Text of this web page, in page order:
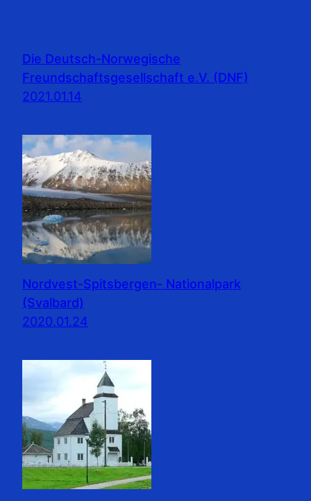
Die Deutsch-Norwegische
Freundschaftsgesellschaft e.V. (DNF)
2021.01.14
Nordvest-Spitsbergen- Nationalpark
(Svalbard)
2020.01.24